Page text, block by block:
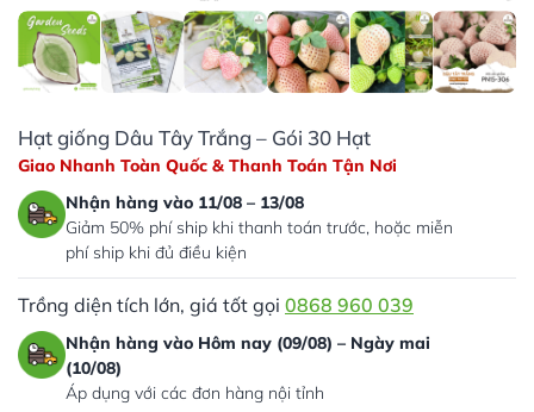
Hạt giống Dâu Tây Trắng – Gói 30 Hạt
Giao Nhanh Toàn Quốc & Thanh Toán Tận Nơi
Nhận hàng vào 11/08 – 13/08
Giảm 50% phí ship khi thanh toán trước, hoặc miễn
phí ship khi đủ điều kiện
Trồng diện tích lớn, giá tốt gọi 0868 960 039
Nhận hàng vào Hôm nay (09/08) – Ngày mai
(10/08)
Áp dụng với các đơn hàng nội tỉnh